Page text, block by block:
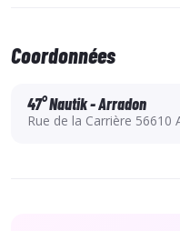
NB : carte valable
l'année suivante
Coordonnées
47° Nautik - Arradon
Rue de la Carrière 56610